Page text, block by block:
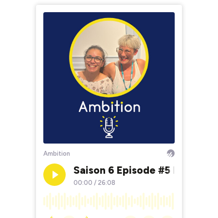
Ambition
Saison 6 Episode #5
00:00 / 26:08